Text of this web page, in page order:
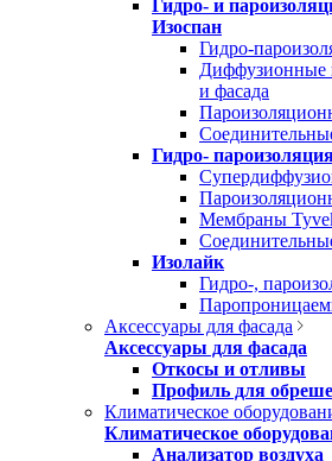
Гидро- и
Изоспан
Гидро-
Диффузионные
и фасада
Гидро-
Мембраны
Изолайк
Гидро-,
Аксессуары для фасада
Аксессуары для фасада
Откосы и отливы
Профиль для
Климатическое
Климатическое
Анализатор воздуха